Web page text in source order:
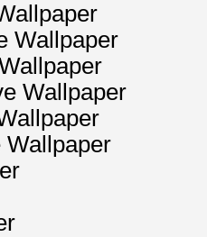
Wallpaper
Wallpaper
Wallpaper